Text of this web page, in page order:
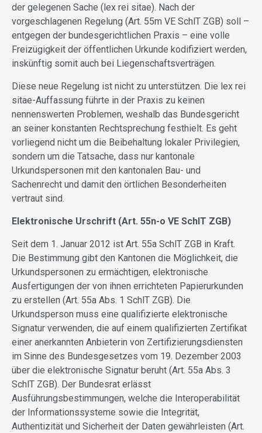
der gelegenen Sache (lex rei sitae). Nach der
vorgeschlagenen Regelung (Art. 55m VE SchlT ZGB) soll –
entgegen der bundesgerichtlichen Praxis – eine volle
Freizügigkeit der öffentlichen Urkunde kodifiziert werden,
inskünftig somit auch bei Liegenschaftsverträgen.
Diese neue Regelung ist nicht zu unterstützen. Die lex rei
sitae-Auffassung führte in der Praxis zu keinen
nennenswerten Problemen, weshalb das Bundesgericht
an seiner konstanten Rechtsprechung festhielt. Es geht
vorliegend nicht um die Beibehaltung lokaler Privilegien,
sondern um die Tatsache, dass nur kantonale
Urkundspersonen mit den kantonalen Bau- und
Sachenrecht und damit den örtlichen Besonderheiten
vertraut sind.
Elektronische Urschrift (Art. 55n-o VE SchlT ZGB)
Seit dem 1. Januar 2012 ist Art. 55a SchlT ZGB in Kraft.
Die Bestimmung gibt den Kantonen die Möglichkeit, die
Urkundspersonen zu ermächtigen, elektronische
Ausfertigungen der von ihnen errichteten Papierurkunden
zu erstellen (Art. 55a Abs. 1 SchlT ZGB). Die
Urkundsperson muss eine qualifizierte elektronische
Signatur verwenden, die auf einem qualifizierten Zertifikat
einer anerkannten Anbieterin von Zertifizierungsdiensten
im Sinne des Bundesgesetzes vom 19. Dezember 2003
über die elektronische Signatur beruht (Art. 55a Abs. 3
SchlT ZGB). Der Bundesrat erlässt
Ausführungsbestimmungen, welche die Interoperabilität
der Informationssysteme sowie die Integrität,
Authentizität und Sicherheit der Daten gewährleisten (Art.